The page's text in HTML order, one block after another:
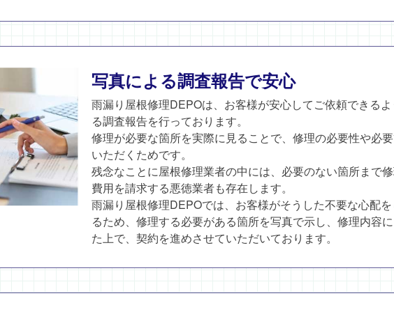
写真による調査報告で安心
雨漏り屋根修理DEPOは、お客様が安心してご依頼できる
る調査報告を行っております。
修理が必要な箇所を実際に見ることで、修理の必要性や必
いただくためです。
残念なことに屋根修理業者の中には、必要のない箇所まで
費用を請求する悪徳業者も存在します。
雨漏り屋根修理DEPOでは、お客様がそうした不要な心配
るため、修理する必要がある箇所を写真で示し、修理内容
た上で、契約を進めさせていただいております。